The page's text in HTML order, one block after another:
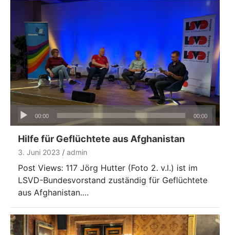
Audio-
00:00 00:00
Hilfe für Geflüchtete aus Afghanistan
3. Juni 2023 admin
Post Views: 117 Jörg Hutter (Foto 2. v.l.) ist im
LSVD-Bundesvorstand zuständig für Geflüchtete
aus Afghanistan.…